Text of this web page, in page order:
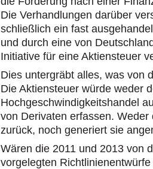
Die Verhandlungen darüber
schließlich ein fast
und durch eine von
Initiative für eine Aktiensteuer
Dies untergräbt alles, was von
Die Aktiensteuer würde weder
Hochgeschwindigkeitshandel
von Derivaten erfassen.
zurück, noch generiert sie
Wären die 2011 und 2013 von
vorgelegten